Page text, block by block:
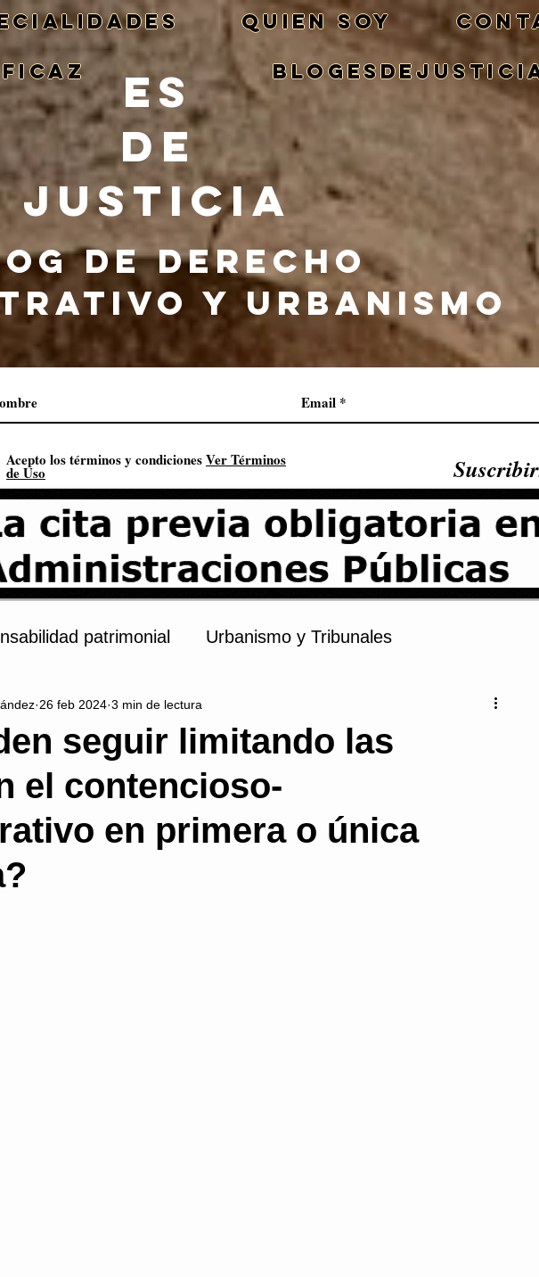
QUIEN SOY
ES
DE
JUSTICIA
DE DERECHO
Y URBANISMO
Acepto los términos y condicionesVer Términos
de Uso
patrimonial Urbanismo y Tribunales
Procedimiento administrativo
Contratación pública
Proceso contencioso administrativo
seguir limitando las
el contencioso-
en primera o única
26 feb 2024 3 min de lectura